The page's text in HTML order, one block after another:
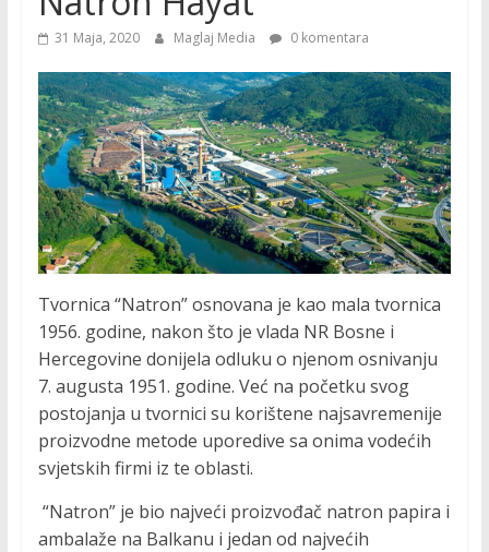
31 Maja, 2020 Maglaj Media 0 komentara
Tvornica “Natron” osnovana je kao mala tvornica
1956. godine, nakon što je vlada NR Bosne i
Hercegovine donijela odluku o njenom osnivanju
7. augusta 1951. godine. Već na početku svog
postojanja u tvornici su korištene najsavremenije
proizvodne metode uporedive sa onima vodećih
svjetskih firmi iz te oblasti.
“Natron” je bio najveći proizvođač natron papira i
ambalaže na Balkanu i jedan od najvećih